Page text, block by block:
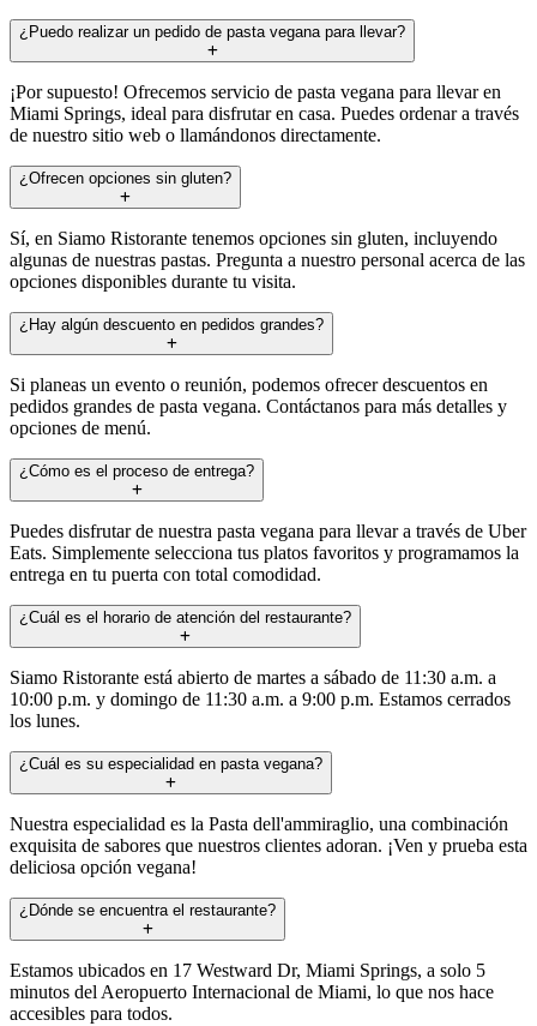
¿Puedo realizar un pedido de pasta vegana para llevar?
¡Por supuesto! Ofrecemos servicio de pasta vegana para llevar en
Miami Springs, ideal para disfrutar en casa. Puedes ordenar a través
de nuestro sitio web o llamándonos directamente.
¿Ofrecen opciones sin gluten?
Sí, en Siamo Ristorante tenemos opciones sin gluten, incluyendo
algunas de nuestras pastas. Pregunta a nuestro personal acerca de las
opciones disponibles durante tu visita.
¿Hay algún descuento en pedidos grandes?
Si planeas un evento o reunión, podemos ofrecer descuentos en
pedidos grandes de pasta vegana. Contáctanos para más detalles y
opciones de menú.
¿Cómo es el proceso de entrega?
Puedes disfrutar de nuestra pasta vegana para llevar a través de Uber
Eats. Simplemente selecciona tus platos favoritos y programamos la
entrega en tu puerta con total comodidad.
¿Cuál es el horario de atención del restaurante?
Siamo Ristorante está abierto de martes a sábado de 11:30 a.m. a
10:00 p.m. y domingo de 11:30 a.m. a 9:00 p.m. Estamos cerrados
los lunes.
¿Cuál es su especialidad en pasta vegana?
Nuestra especialidad es la Pasta dell'ammiraglio, una combinación
exquisita de sabores que nuestros clientes adoran. ¡Ven y prueba esta
deliciosa opción vegana!
¿Dónde se encuentra el restaurante?
Estamos ubicados en 17 Westward Dr, Miami Springs, a solo 5
minutos del Aeropuerto Internacional de Miami, lo que nos hace
accesibles para todos.